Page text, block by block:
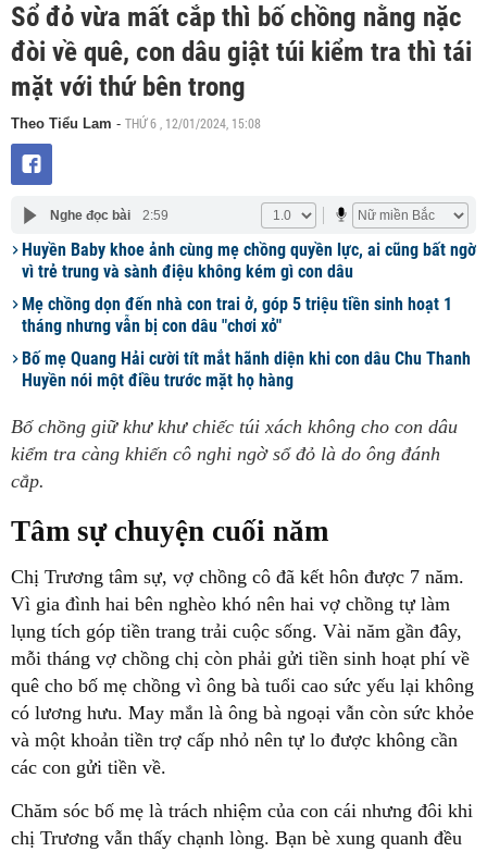
Sổ đỏ vừa mất cắp thì bố chồng nằng nặc
đòi về quê, con dâu giật túi kiểm tra thì tái
mặt với thứ bên trong
Theo Tiểu Lam - THỨ 6 , 12/01/2024, 15:08
Nghe đọc bài 2:59
Huyền Baby khoe ảnh cùng mẹ chồng quyền lực, ai cũng bất ngờ
vì trẻ trung và sành điệu không kém gì con dâu
Mẹ chồng dọn đến nhà con trai ở, góp 5 triệu tiền sinh hoạt 1
tháng nhưng vẫn bị con dâu "chơi xỏ"
Bố mẹ Quang Hải cười tít mắt hãnh diện khi con dâu Chu Thanh
Huyền nói một điều trước mặt họ hàng
Bố chồng giữ khư khư chiếc túi xách không cho con dâu
kiểm tra càng khiến cô nghi ngờ sổ đỏ là do ông đánh
cắp.
Tâm sự chuyện cuối năm
Chị Trương tâm sự, vợ chồng cô đã kết hôn được 7 năm.
Vì gia đình hai bên nghèo khó nên hai vợ chồng tự làm
lụng tích góp tiền trang trải cuộc sống. Vài năm gần đây,
mỗi tháng vợ chồng chị còn phải gửi tiền sinh hoạt phí về
quê cho bố mẹ chồng vì ông bà tuổi cao sức yếu lại không
có lương hưu. May mắn là ông bà ngoại vẫn còn sức khỏe
và một khoản tiền trợ cấp nhỏ nên tự lo được không cần
các con gửi tiền về.
Chăm sóc bố mẹ là trách nhiệm của con cái nhưng đôi khi
chị Trương vẫn thấy chạnh lòng. Bạn bè xung quanh đều